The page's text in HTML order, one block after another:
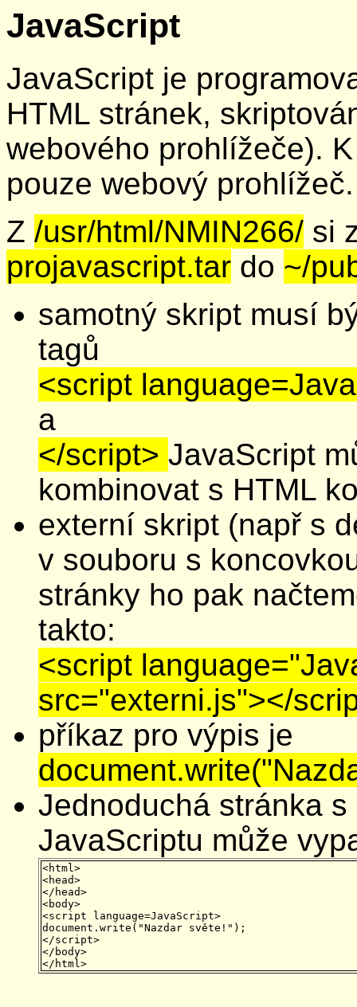
JavaScript
JavaScript je
HTML stránek,
webového prohlížeče).
pouze webový prohlížeč.
Z /usr/html/NMIN266/ si
projavascript.tar do ~/
samotný skript musí
tagů
<script
a
</script> JavaScript
kombinovat s HTML
externí skript (např s
v souboru s
stránky ho pak
takto:
<script
src="externi.js"></
příkaz pro výpis je
Jednoduchá stránka s
JavaScriptu může
<html>
<head>
</head>
<body>
<script language=JavaScript>
document.write("Nazdar světe!");
</script>
</body>